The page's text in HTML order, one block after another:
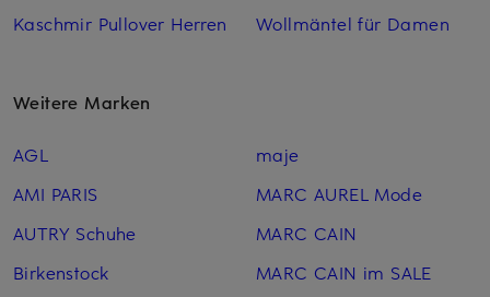
Kaschmir Pullover Herren
Wollmäntel für Damen
Weitere Marken
AGL
AMI PARIS
AUTRY Schuhe
Birkenstock
maje
MARC AUREL Mode
MARC CAIN
MARC CAIN im SALE